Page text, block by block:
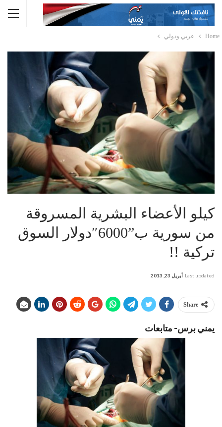
Home عربي ودولي
كيلو الأعضاء البشرية المسروقة
من سورية ب”6000″دولار السوق
تركية !!
Last updated أبريل 23, 2013
Share
يمني برس- متابعات